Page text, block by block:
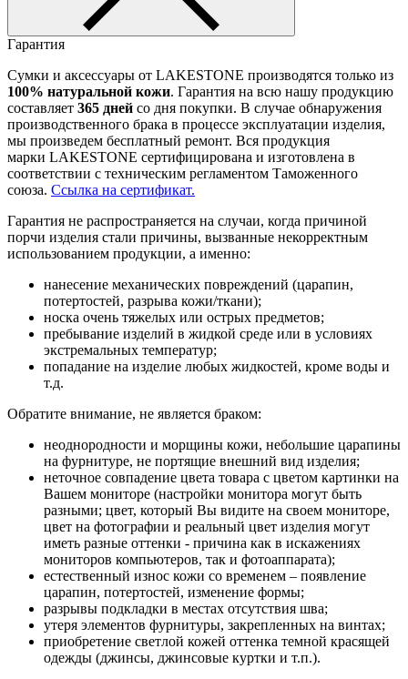
Гарантия
Сумки и аксессуары от LAKESTONE производятся только из
100% натуральной кожи. Гарантия на всю нашу продукцию
составляет 365 дней со дня покупки. В случае обнаружения
производственного брака в процессе эксплуатации изделия,
мы произведем бесплатный ремонт. Вся продукция
марки LAKESTONE сертифицирована и изготовлена в
соответствии с техническим регламентом Таможенного
союза. Ссылка на сертификат.
Гарантия не распространяется на случаи, когда причиной
порчи изделия стали причины, вызванные некорректным
использованием продукции, а именно:
нанесение механических повреждений (царапин,
потертостей, разрыва кожи/ткани);
носка очень тяжелых или острых предметов;
пребывание изделий в жидкой среде или в условиях
экстремальных температур;
попадание на изделие любых жидкостей, кроме воды и
т.д.
Обратите внимание, не является браком:
неоднородности и морщины кожи, небольшие царапины
на фурнитуре, не портящие внешний вид изделия;
неточное совпадение цвета товара с цветом картинки на
Вашем мониторе (настройки монитора могут быть
разными; цвет, который Вы видите на своем мониторе,
цвет на фотографии и реальный цвет изделия могут
иметь разные оттенки - причина как в искажениях
мониторов компьютеров, так и фотоаппарата);
естественный износ кожи со временем – появление
царапин, потертостей, изменение формы;
разрывы подкладки в местах отсутствия шва;
утеря элементов фурнитуры, закрепленных на винтах;
приобретение светлой кожей оттенка темной красящей
одежды (джинсы, джинсовые куртки и т.п.).